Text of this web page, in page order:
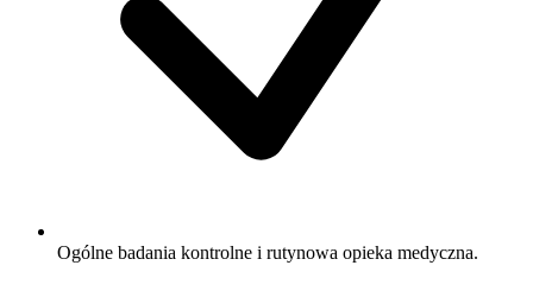
Ogólne badania kontrolne i rutynowa opieka medyczna.